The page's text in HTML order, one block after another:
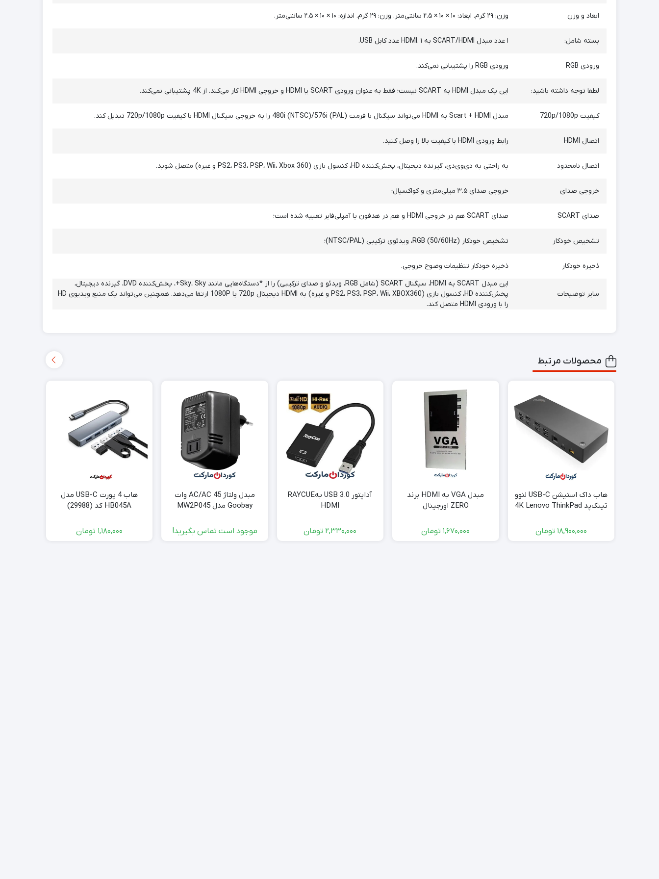
ابعاد و وزن وزن: ۲۹ گرم. ابعاد: ۱۰ × ۱۰ × ۲.۵ سانتی‌متر. وزن: ۲۹ گرم. اندازه: ۱۰ × ۱۰ × ۲.۵ سانتی‌متر.
بسته شامل: ۱ عدد مبدل SCART/HDMI به HDMI. ۱ عدد کابل USB.
ورودی RGB ورودی RGB را پشتیبانی نمی‌کند.
لطفا توجه داشته باشید: این یک مبدل HDMI به SCART نیست؛ فقط به عنوان ورودی SCART یا HDMI و خروجی HDMI کار می‌کند. از 4K پشتیبانی نمی‌کند.
کیفیت 720p/1080p مبدل Scart + HDMI به HDMI می‌تواند سیگنال با فرمت 480i (NTSC)/576i (PAL) را به خروجی سیگنال HDMI با کیفیت 720p/1080p تبدیل کند.
اتصال HDMI رابط ورودی HDMI با کیفیت بالا را وصل کنید.
اتصال نامحدود به راحتی به دی‌وی‌دی، گیرنده دیجیتال، پخش‌کننده HD، کنسول بازی (PS2، PS3، PSP، Wii، Xbox 360 و غیره) متصل شوید.
خروجی صدای خروجی صدای ۳.۵ میلی‌متری و کواکسیال؛
صدای SCART صدای SCART هم در خروجی HDMI و هم در هدفون یا آمپلی‌فایر تعبیه شده است؛
تشخیص خودکار تشخیص خودکار RGB (50/60Hz)، ویدئوی ترکیبی (NTSC/PAL)؛
ذخیره خودکار ذخیره خودکار تنظیمات وضوح خروجی.
سایر توضیحات
این مبدل SCART به HDMI، سیگنال SCART (شامل RGB، ویدئو و صدای ترکیبی) را از *دستگاه‌هایی مانند Sky، Sky+، پخش‌کننده DVD، گیرنده دیجیتال،
پخش‌کننده HD، کنسول بازی (PS2، PS3، PSP، Wii، XBOX360 و غیره) به HDMI دیجیتال 720p یا 1080P ارتقا می‌دهد. همچنین می‌تواند یک منبع ویدیوی HD
را با ورودی HDMI متصل کند.
محصولات مرتبط
هاب داک استیشن USB-C لنوو
تینک‌پد 4K Lenovo ThinkPad
18,900,000 تومان
مبدل VGA به HDMI برند
ZERO اورجینال
1,670,000 تومان
آداپتور USB 3.0 بهRAYCUE
HDMI
2,330,000 تومان
مبدل ولتاژ AC/AC 45 وات
Goobay مدل MW2P045
موجود است تماس بگیرید!
هاب 4 پورت USB-C مدل
HB045A کد (29988)
1,180,000 تومان